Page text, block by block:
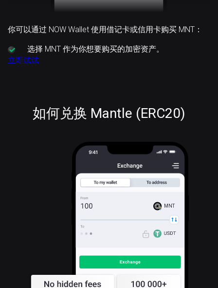
你可以通过 NOW Wallet 使用借记卡或信用卡购买 MNT：
选择 MNT 作为你想要购买的加密资产。
立即试试
如何兑换 Mantle (ERC20)
MNT